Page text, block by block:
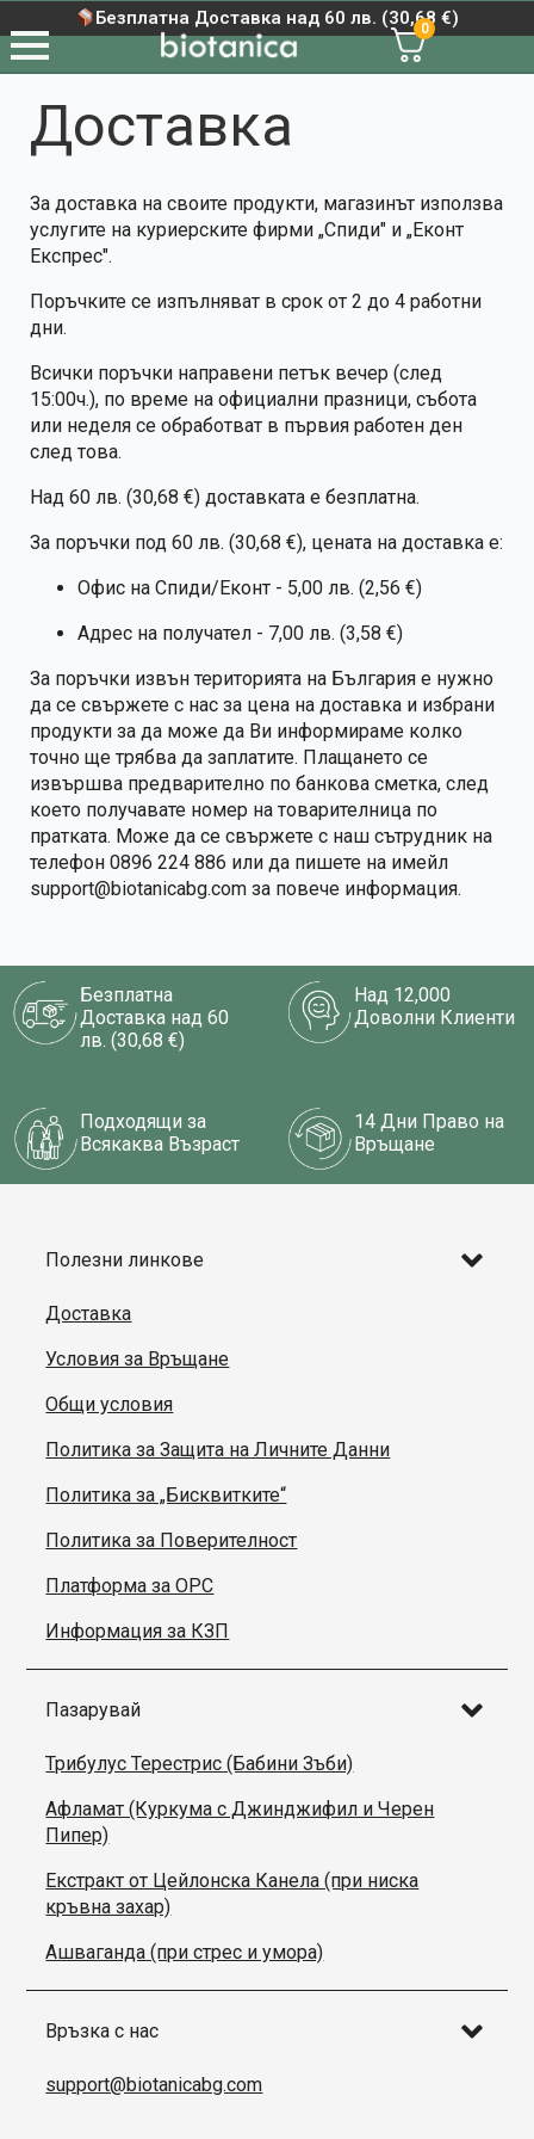
Безплатна Доставка над 60 лв. (30,68 €)
0
Доставка
За доставка на своите продукти, магазинът използва
услугите на куриерските фирми „Спиди" и „Еконт
Експрес".
Поръчките се изпълняват в срок от 2 до 4 работни
дни.
Всички поръчки направени петък вечер (след
15:00ч.), по време на официални празници, събота
или неделя се обработват в първия работен ден
след това.
Над 60 лв. (30,68 €) доставката е безплатна.
За поръчки под 60 лв. (30,68 €), цената на доставка е:
Офис на Спиди/Еконт - 5,00 лв. (2,56 €)
Адрес на получател - 7,00 лв. (3,58 €)
За поръчки извън територията на България е нужно
да се свържете с нас за цена на доставка и избрани
продукти за да може да Ви информираме колко
точно ще трябва да заплатите. Плащането се
извършва предварително по банкова сметка, след
което получавате номер на товарителница по
пратката. Може да се свържете с наш сътрудник на
телефон 0896 224 886 или да пишете на имейл
support@biotanicabg.com за повече информация.
Безплатна
Доставка над 60
лв. (30,68 €)
Над 12,000
Доволни Клиенти
Подходящи за
Всякаква Възраст
14 Дни Право на
Връщане
Полезни линкове
Доставка
Условия за Връщане
Общи условия
Политика за Защита на Личните Данни
Политика за „Бисквитките“
Политика за Поверителност
Платформа за ОРС
Информация за КЗП
Пазарувай
Трибулус Терестрис (Бабини Зъби)
Афламат (Куркума с Джинджифил и Черен
Пипер)
Екстракт от Цейлонска Канела (при ниска
кръвна захар)
Ашваганда (при стрес и умора)
Връзка с нас
support@biotanicabg.com